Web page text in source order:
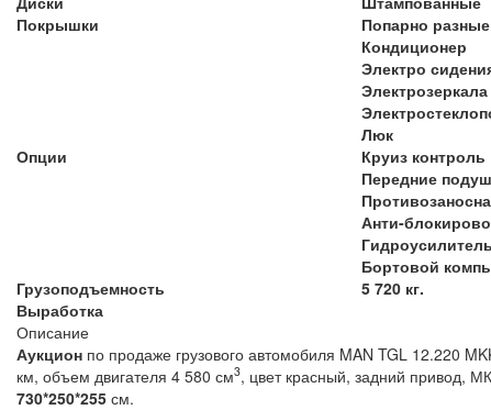
Покрышки
Попарно разные
Опции
Кондиционер
Электро
Электрозеркала
Люк
Круиз контроль
Передние
Анти-
Гидроусилитель
Бортовой
Грузоподъемность
5 720 кг.
Выработка
Описание
Аукцион по продаже грузового автомобиля MAN TGL 12.220
км, объем двигателя 4 580 см3, цвет красный, задний привод,
730*250*255 см.